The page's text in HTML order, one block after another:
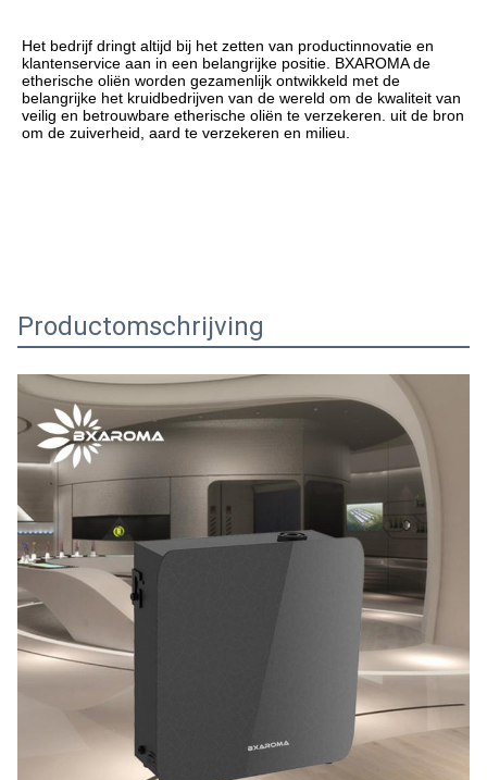
Het bedrijf dringt altijd bij het zetten van productinnovatie en
klantenservice aan in een belangrijke positie. BXAROMA de
etherische oliën worden gezamenlijk ontwikkeld met de
belangrijke het kruidbedrijven van de wereld om de kwaliteit van
veilig en betrouwbare etherische oliën te verzekeren. uit de bron
om de zuiverheid, aard te verzekeren en milieu.
Productomschrijving